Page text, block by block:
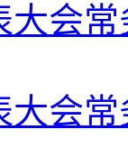
会
会